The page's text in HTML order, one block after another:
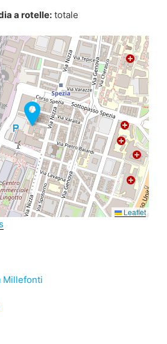
a rotelle:totale
Leaflet
Millefonti